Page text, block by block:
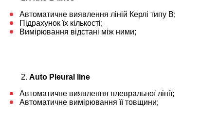
Автоматичне виявлення ліній Керлі типу В;
Підрахунок їх кількості;
Вимірювання відстані між ними;
Auto Pleural line
Автоматичне виявлення плевральної лінії;
Автоматичне вимірювання її товщини;